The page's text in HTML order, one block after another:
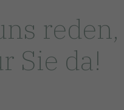
reden,
Sie da!